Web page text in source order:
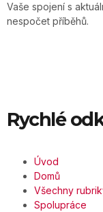
Vaše spojení s
nespočet příběhů.
Rychlé
Úvod
Domů
Všechny
Spolupráce